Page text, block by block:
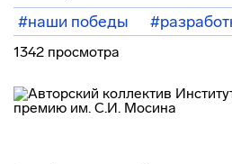
#наши победы
1342 просмотра